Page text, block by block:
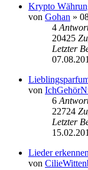
Krypto
von Gohan »
4
20425
Letzter
von
6
22724
Letzter
Lieder erkennen
von